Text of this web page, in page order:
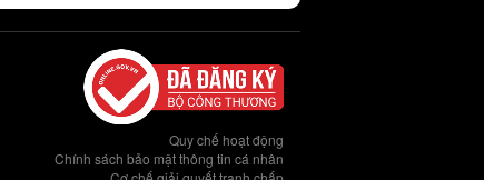
Quy chế hoạt động
Chính sách bảo mật thông tin cá nhân